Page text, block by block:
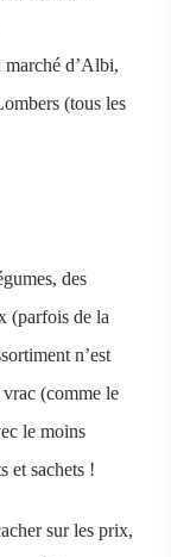
marché d’Albi,
(tous les
des
(parfois de la
n’est
(comme le
le moins
et sachets !
sur les prix,